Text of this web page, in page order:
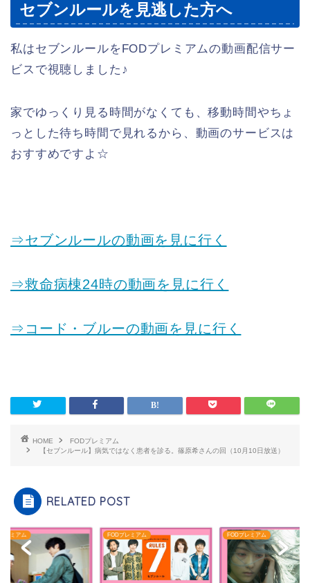
セブンルールを見逃した方へ
私はセブンルールをFODプレミアムの動画配信サー
ビスで視聴しました♪
家でゆっくり見る時間がなくても、移動時間やちょ
っとした待ち時間で見れるから、動画のサービスは
おすすめですよ☆
⇒セブンルールの動画を見に行く
⇒救命病棟24時の動画を見に行く
⇒コード・ブルーの動画を見に行く
HOME
FODプレミアム
【セブンルール】病気ではなく患者を診る。篠原希さんの回（10月10日放送）
RELATED POST
レミアム FODプレミアム FODプレミアム